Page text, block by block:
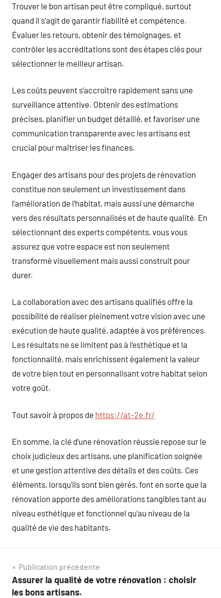
Trouver le bon artisan peut être compliqué, surtout
quand il s’agit de garantir fiabilité et compétence.
Évaluer les retours, obtenir des témoignages, et
contrôler les accréditations sont des étapes clés pour
sélectionner le meilleur artisan.
Les coûts peuvent s’accroître rapidement sans une
surveillance attentive. Obtenir des estimations
précises, planifier un budget détaillé, et favoriser une
communication transparente avec les artisans est
crucial pour maîtriser les finances.
Engager des artisans pour des projets de rénovation
constitue non seulement un investissement dans
l’amélioration de l’habitat, mais aussi une démarche
vers des résultats personnalisés et de haute qualité. En
sélectionnant des experts compétents, vous vous
assurez que votre espace est non seulement
transformé visuellement mais aussi construit pour
durer.
La collaboration avec des artisans qualifiés offre la
possibilité de réaliser pleinement votre vision avec une
exécution de haute qualité, adaptée à vos préférences.
Les résultats ne se limitent pas à l’esthétique et la
fonctionnalité, mais enrichissent également la valeur
de votre bien tout en personnalisant votre habitat selon
votre goût.
Tout savoir à propos de https://at-2e.fr/
En somme, la clé d’une rénovation réussie repose sur le
choix judicieux des artisans, une planification soignée
et une gestion attentive des détails et des coûts. Ces
éléments, lorsqu’ils sont bien gérés, font en sorte que la
rénovation apporte des améliorations tangibles tant au
niveau esthétique et fonctionnel qu’au niveau de la
qualité de vie des habitants.
Navigation
de
Publication précédente
Assurer la qualité de votre rénovation : choisir
les bons artisans.